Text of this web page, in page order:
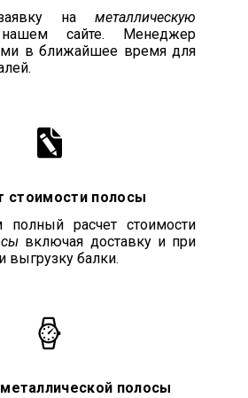
заявку на металлическую
сайте. Менеджер
в ближайшее время для
стоимости полосы
полный расчет стоимости
включая доставку и при
выгрузку балки.
полосы